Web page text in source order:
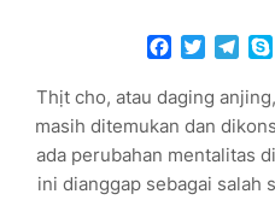
Facebook
Twitter
Thịt cho, atau daging
masih ditemukan dan
ada perubahan mentalitas
ini dianggap sebagai salah